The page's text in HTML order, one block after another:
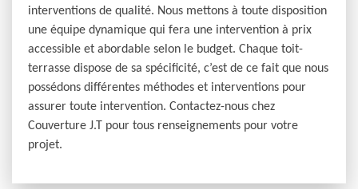
interventions de qualité. Nous mettons à toute disposition
une équipe dynamique qui fera une intervention à prix
accessible et abordable selon le budget. Chaque toit-
terrasse dispose de sa spécificité, c’est de ce fait que nous
possédons différentes méthodes et interventions pour
assurer toute intervention. Contactez-nous chez
Couverture J.T pour tous renseignements pour votre
projet.